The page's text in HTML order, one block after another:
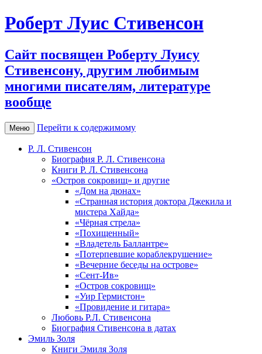
Роберт Луис Стивенсон
Сайт посвящен Роберту Луису
Стивенсону, другим любимым
многими писателям, литературе
вообще
Меню Перейти к содержимому
Р. Л. Стивенсон
Биография Р. Л. Стивенсона
Книги Р. Л. Стивенсона
«Остров сокровищ» и другие
«Дом на дюнах»
«Странная история доктора Джекила и
мистера Хайда»
«Чёрная стрела»
«Похищенный»
«Владетель Баллантре»
«Потерпевшие кораблекрушение»
«Вечерние беседы на острове»
«Сент-Ив»
«Остров сокровищ»
«Уир Гермистон»
«Провидение и гитара»
Любовь Р.Л. Стивенсона
Биография Стивенсона в датах
Эмиль Золя
Книги Эмиля Золя